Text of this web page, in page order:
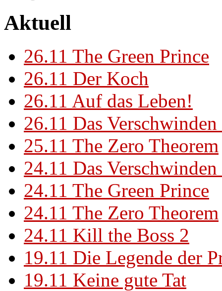
Aktuell
26.11 The Green Prince
26.11 Der Koch
26.11 Auf das Leben!
26.11 Das
25.11 The Zero Theorem
24.11 Das
24.11 The Green Prince
24.11 The Zero Theorem
24.11 Kill the Boss 2
19.11 Die Legende der
19.11 Keine gute Tat